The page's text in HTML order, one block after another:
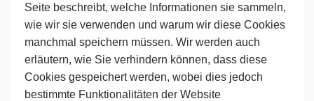
Seite beschreibt, welche Informationen sie sammeln,
wie wir sie verwenden und warum wir diese Cookies
manchmal speichern müssen. Wir werden auch
erläutern, wie Sie verhindern können, dass diese
Cookies gespeichert werden, wobei dies jedoch
bestimmte Funktionalitäten der Website